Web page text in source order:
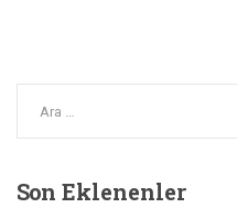
Son Eklenenler